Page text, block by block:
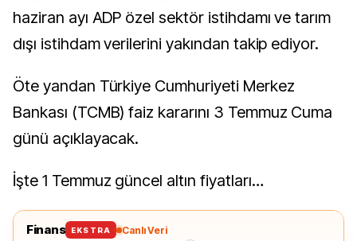
haziran ayı ADP özel sektör istihdamı ve tarım
dışı istihdam verilerini yakından takip ediyor.
Öte yandan Türkiye Cumhuriyeti Merkez
Bankası (TCMB) faiz kararını 3 Temmuz Cuma
günü açıklayacak.
İşte 1 Temmuz güncel altın fiyatları…
Finans EKSTRA Canlı Veri